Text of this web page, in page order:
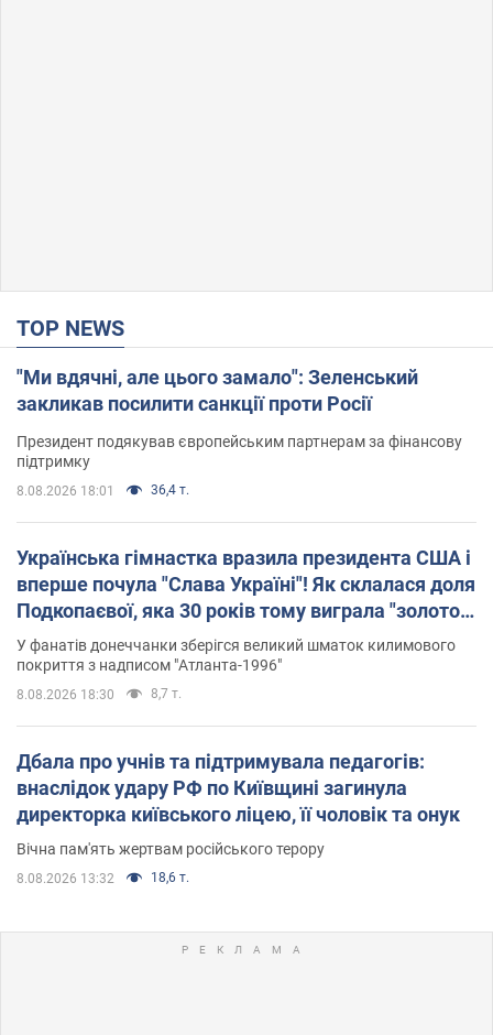
TOP NEWS
"Ми вдячні, але цього замало": Зеленський
закликав посилити санкції проти Росії
Президент подякував європейським партнерам за фінансову
підтримку
8.08.2026 18:01 36,4 т.
Українська гімнастка вразила президента США і
вперше почула "Слава Україні"! Як склалася доля
Подкопаєвої, яка 30 років тому виграла "золото"
Олімпіади
У фанатів донеччанки зберігся великий шматок килимового
покриття з надписом "Атланта-1996"
8.08.2026 18:30 8,7 т.
Дбала про учнів та підтримувала педагогів:
внаслідок удару РФ по Київщині загинула
директорка київського ліцею, її чоловік та онук
Вічна пам'ять жертвам російського терору
8.08.2026 13:32 18,6 т.